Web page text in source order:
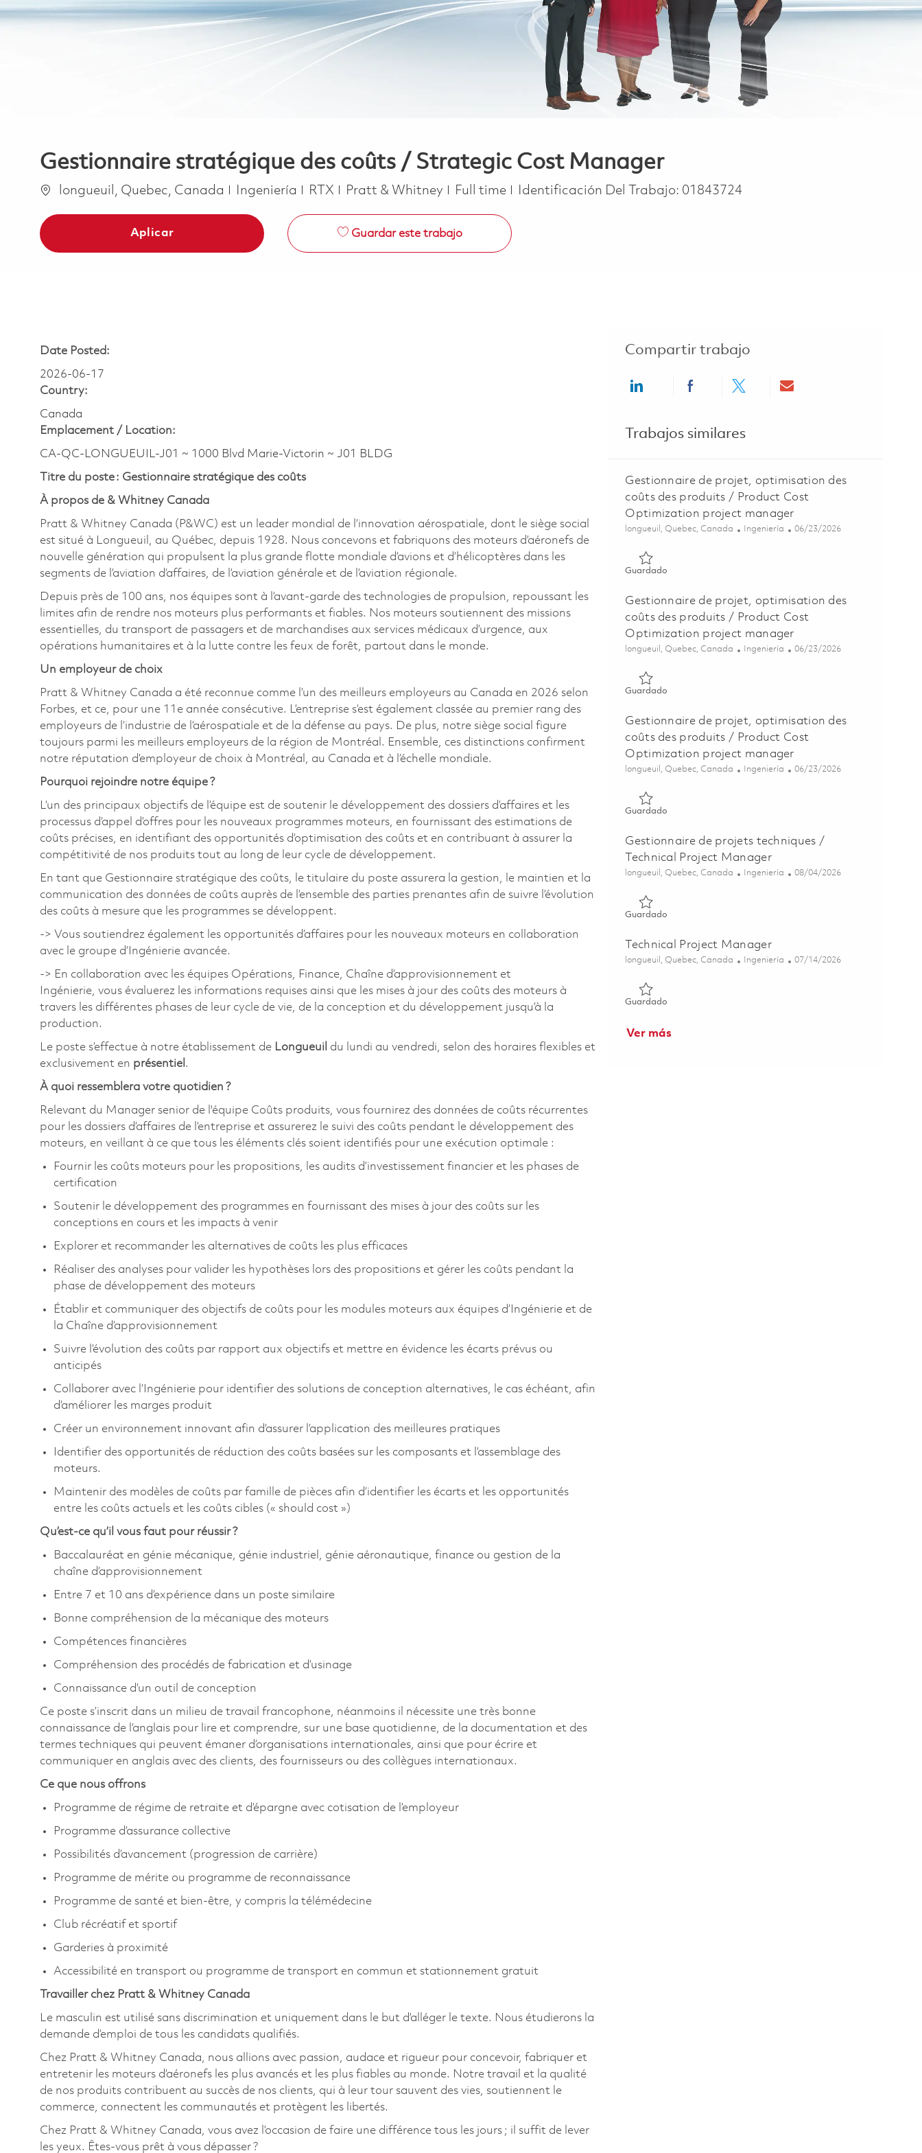
Gestionnaire stratégique des coûts / Strategic Cost Manager
Ubicación
longueuil, Quebec, Canada Categoría
Ingeniería RTX Pratt & Whitney Job Type
Full time Identificación Del Trabajo: 01843724
Aplicar Guardar este trabajo
Date Posted:
2026-06-17
Country:
Canada
Emplacement / Location:
CA-QC-LONGUEUIL-J01 ~ 1000 Blvd Marie-Victorin ~ J01 BLDG
Titre du poste : Gestionnaire stratégique des coûts
À propos de & Whitney Canada
Pratt & Whitney Canada (P&WC) est un leader mondial de l’innovation aérospatiale, dont le siège social
est situé à Longueuil, au Québec, depuis 1928. Nous concevons et fabriquons des moteurs d’aéronefs de
nouvelle génération qui propulsent la plus grande flotte mondiale d’avions et d’hélicoptères dans les
segments de l’aviation d’affaires, de l’aviation générale et de l’aviation régionale.
Depuis près de 100 ans, nos équipes sont à l’avant-garde des technologies de propulsion, repoussant les
limites afin de rendre nos moteurs plus performants et fiables. Nos moteurs soutiennent des missions
essentielles, du transport de passagers et de marchandises aux services médicaux d’urgence, aux
opérations humanitaires et à la lutte contre les feux de forêt, partout dans le monde.
Un employeur de choix
Pratt & Whitney Canada a été reconnue comme l’un des meilleurs employeurs au Canada en 2026 selon
Forbes, et ce, pour une 11e année consécutive. L’entreprise s’est également classée au premier rang des
employeurs de l’industrie de l’aérospatiale et de la défense au pays. De plus, notre siège social figure
toujours parmi les meilleurs employeurs de la région de Montréal. Ensemble, ces distinctions confirment
notre réputation d’employeur de choix à Montréal, au Canada et à l’échelle mondiale.
Pourquoi rejoindre notre équipe ?
L’un des principaux objectifs de l’équipe est de soutenir le développement des dossiers d’affaires et les
processus d’appel d’offres pour les nouveaux programmes moteurs, en fournissant des estimations de
coûts précises, en identifiant des opportunités d’optimisation des coûts et en contribuant à assurer la
compétitivité de nos produits tout au long de leur cycle de développement.
En tant que Gestionnaire stratégique des coûts, le titulaire du poste assurera la gestion, le maintien et la
communication des données de coûts auprès de l’ensemble des parties prenantes afin de suivre l’évolution
des coûts à mesure que les programmes se développent.
-> Vous soutiendrez également les opportunités d’affaires pour les nouveaux moteurs en collaboration
avec le groupe d’Ingénierie avancée.
-> En collaboration avec les équipes Opérations, Finance, Chaîne d’approvisionnement et
Ingénierie, vous évaluerez les informations requises ainsi que les mises à jour des coûts des moteurs à
travers les différentes phases de leur cycle de vie, de la conception et du développement jusqu’à la
production.
Le poste s’effectue à notre établissement de Longueuil du lundi au vendredi, selon des horaires flexibles et
exclusivement en présentiel .
À quoi ressemblera votre quotidien ?
Relevant du Manager senior de l'équipe Coûts produits, vous fournirez des données de coûts récurrentes
pour les dossiers d’affaires de l’entreprise et assurerez le suivi des coûts pendant le développement des
moteurs, en veillant à ce que tous les éléments clés soient identifiés pour une exécution optimale :
Fournir les coûts moteurs pour les propositions, les audits d’investissement financier et les phases de
certification
Soutenir le développement des programmes en fournissant des mises à jour des coûts sur les
conceptions en cours et les impacts à venir
Explorer et recommander les alternatives de coûts les plus efficaces
Réaliser des analyses pour valider les hypothèses lors des propositions et gérer les coûts pendant la
phase de développement des moteurs
Établir et communiquer des objectifs de coûts pour les modules moteurs aux équipes d’Ingénierie et de
la Chaîne d’approvisionnement
Suivre l’évolution des coûts par rapport aux objectifs et mettre en évidence les écarts prévus ou
anticipés
Collaborer avec l’Ingénierie pour identifier des solutions de conception alternatives, le cas échéant, afin
d’améliorer les marges produit
Créer un environnement innovant afin d’assurer l’application des meilleures pratiques
Identifier des opportunités de réduction des coûts basées sur les composants et l’assemblage des
moteurs.
Maintenir des modèles de coûts par famille de pièces afin d’identifier les écarts et les opportunités
entre les coûts actuels et les coûts cibles (« should cost »)
Qu’est-ce qu’il vous faut pour réussir ?
Baccalauréat en génie mécanique, génie industriel, génie aéronautique, finance ou gestion de la
chaîne d’approvisionnement
Entre 7 et 10 ans d’expérience dans un poste similaire
Bonne compréhension de la mécanique des moteurs
Compétences financières
Compréhension des procédés de fabrication et d’usinage
Connaissance d’un outil de conception
Ce poste s’inscrit dans un milieu de travail francophone, néanmoins il nécessite une très bonne
connaissance de l’anglais pour lire et comprendre, sur une base quotidienne, de la documentation et des
termes techniques qui peuvent émaner d’organisations internationales, ainsi que pour écrire et
communiquer en anglais avec des clients, des fournisseurs ou des collègues internationaux.
Ce que nous offrons
Programme de régime de retraite et d’épargne avec cotisation de l’employeur
Programme d’assurance collective
Possibilités d’avancement (progression de carrière)
Programme de mérite ou programme de reconnaissance
Programme de santé et bien-être, y compris la télémédecine
Club récréatif et sportif
Garderies à proximité
Accessibilité en transport ou programme de transport en commun et stationnement gratuit
Travailler chez Pratt & Whitney Canada
Le masculin est utilisé sans discrimination et uniquement dans le but d’alléger le texte. Nous étudierons la
demande d’emploi de tous les candidats qualifiés.
Chez Pratt & Whitney Canada, nous allions avec passion, audace et rigueur pour concevoir, fabriquer et
entretenir les moteurs d’aéronefs les plus avancés et les plus fiables au monde. Notre travail et la qualité
de nos produits contribuent au succès de nos clients, qui à leur tour sauvent des vies, soutiennent le
commerce, connectent les communautés et protègent les libertés.
Chez Pratt & Whitney Canada, vous avez l’occasion de faire une différence tous les jours ; il suffit de lever
les yeux. Êtes-vous prêt à vous dépasser ?
Compartir trabajo
Share via LinkedInShare via Facebook
Share via twitterShare via email
Trabajos similares
Gestionnaire de projet, optimisation des
coûts des produits / Product Cost
Optimization project manager
Ubicación
longueuil, Quebec, Canada Categoría
Ingeniería Posted Date
06/23/2026
Guardado
Gestionnaire de projet, optimisation des
coûts des produits / Product Cost
Optimization project manager
Ubicación
longueuil, Quebec, Canada Categoría
Ingeniería Posted Date
06/23/2026
Guardado
Gestionnaire de projet, optimisation des
coûts des produits / Product Cost
Optimization project manager
Ubicación
longueuil, Quebec, Canada Categoría
Ingeniería Posted Date
06/23/2026
Guardado
Gestionnaire de projets techniques /
Technical Project Manager
Ubicación
longueuil, Quebec, Canada Categoría
Ingeniería Posted Date
08/04/2026
Guardado
Technical Project Manager
Ubicación
longueuil, Quebec, Canada Categoría
Ingeniería Posted Date
07/14/2026
Guardado
Ver más